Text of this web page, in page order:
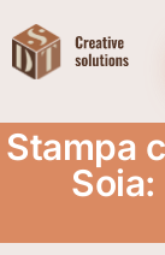
Stampa
Soia: